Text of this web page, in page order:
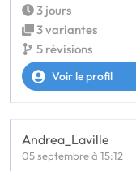
3 jours
3 variantes
5 révisions
Voir le profil
Andrea_Laville
05 septembre à 15:12